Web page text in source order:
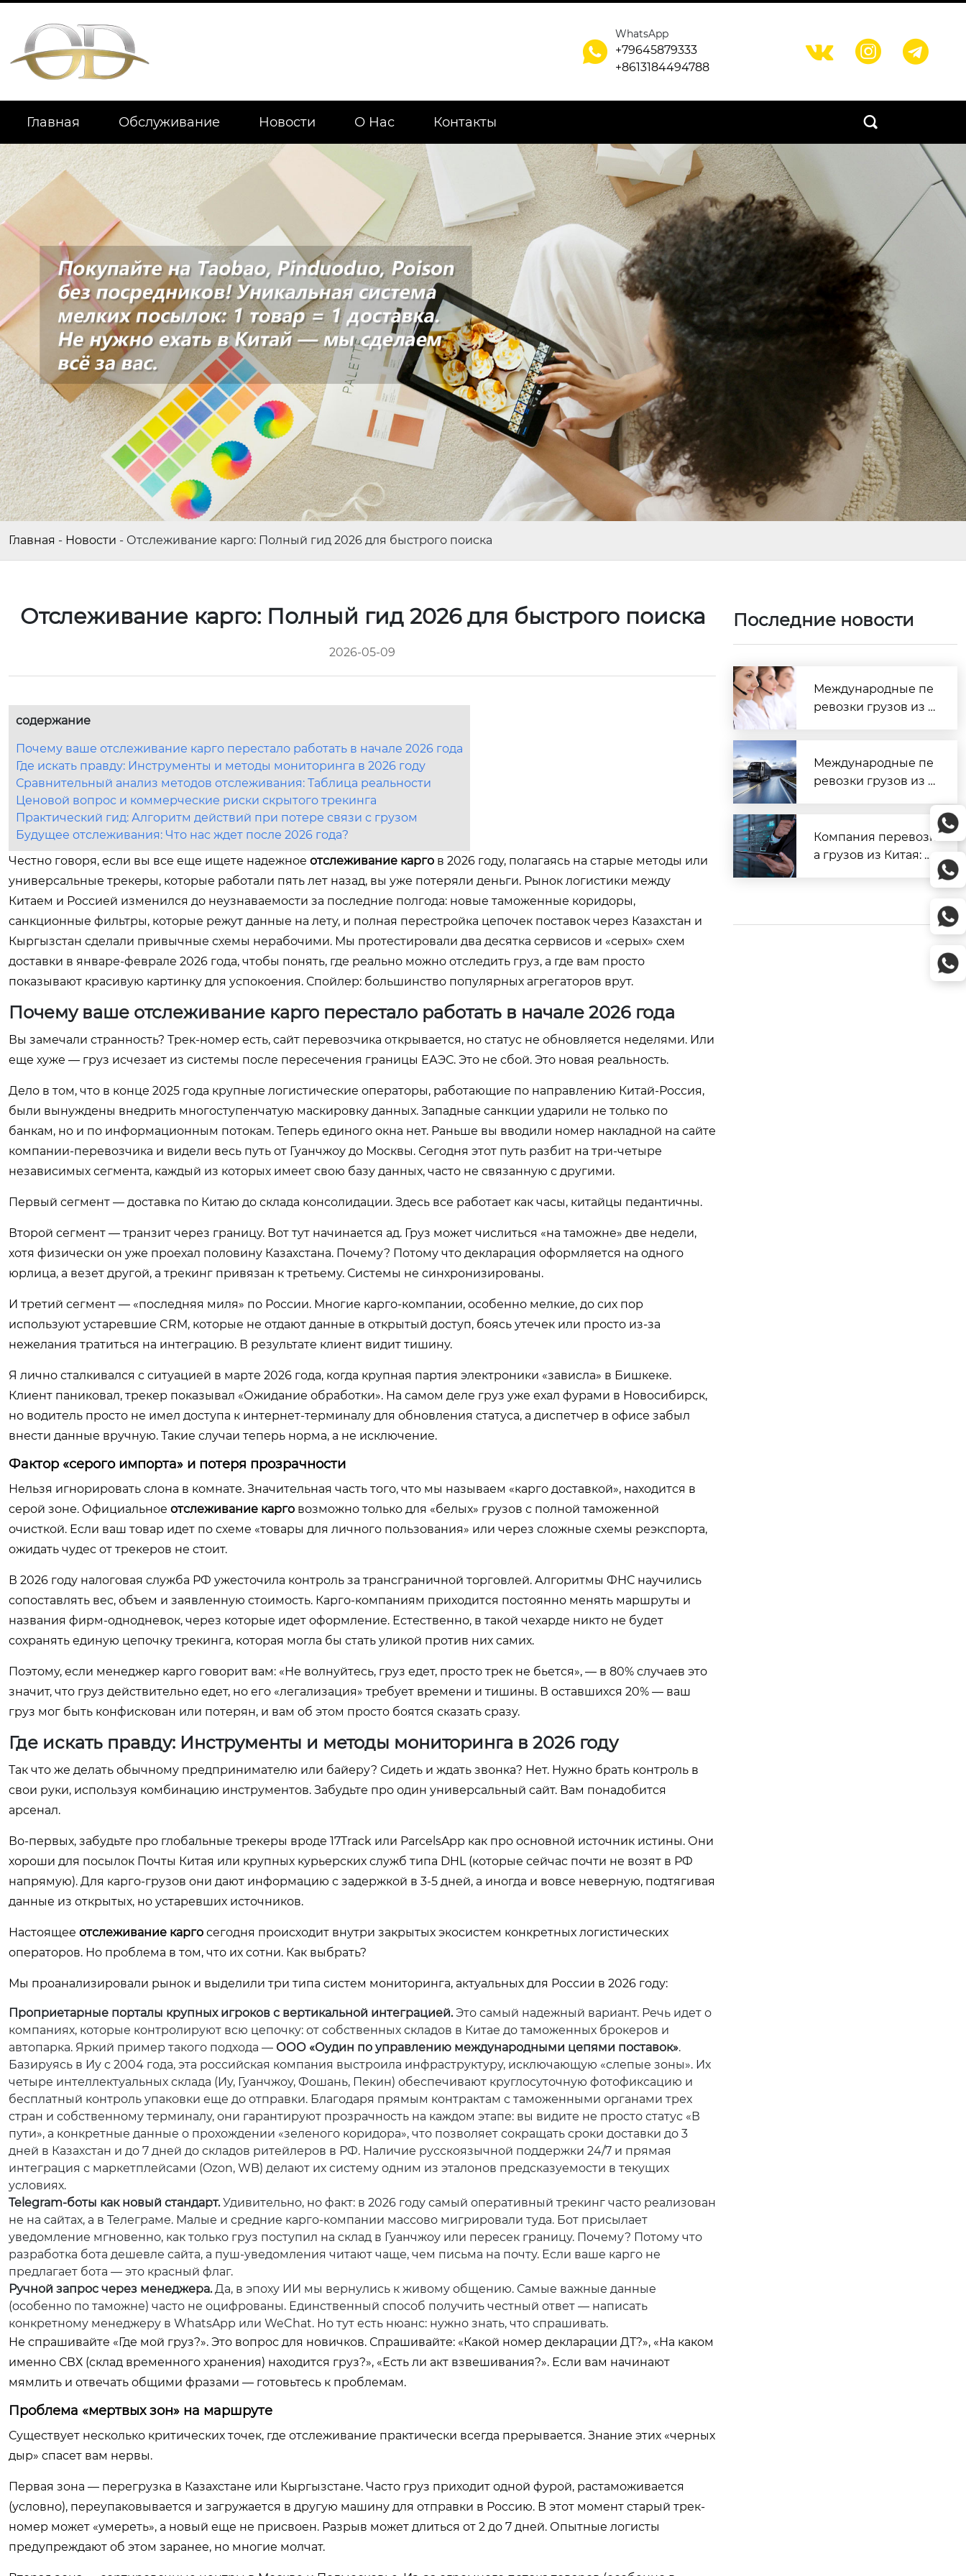

WhatsApp
+79645879333
+8613184494788
  
Главная Обслуживание Новости О Нас Контакты 
Главная - Новости - Отслеживание карго: Полный гид 2026 для быстрого поиска
Отслеживание карго: Полный гид 2026 для быстрого поиска
2026-05-09
содержание
Почему ваше отслеживание карго перестало работать в начале 2026 года
Где искать правду: Инструменты и методы мониторинга в 2026 году
Сравнительный анализ методов отслеживания: Таблица реальности
Ценовой вопрос и коммерческие риски скрытого трекинга
Практический гид: Алгоритм действий при потере связи с грузом
Будущее отслеживания: Что нас ждет после 2026 года?
Честно говоря, если вы все еще ищете надежное отслеживание карго в 2026 году, полагаясь на старые методы или
универсальные трекеры, которые работали пять лет назад, вы уже потеряли деньги. Рынок логистики между
Китаем и Россией изменился до неузнаваемости за последние полгода: новые таможенные коридоры,
санкционные фильтры, которые режут данные на лету, и полная перестройка цепочек поставок через Казахстан и
Кыргызстан сделали привычные схемы нерабочими. Мы протестировали два десятка сервисов и «серых» схем
доставки в январе-феврале 2026 года, чтобы понять, где реально можно отследить груз, а где вам просто
показывают красивую картинку для успокоения. Спойлер: большинство популярных агрегаторов врут.
Почему ваше отслеживание карго перестало работать в начале 2026 года
Вы замечали странность? Трек-номер есть, сайт перевозчика открывается, но статус не обновляется неделями. Или
еще хуже — груз исчезает из системы после пересечения границы ЕАЭС. Это не сбой. Это новая реальность.
Дело в том, что в конце 2025 года крупные логистические операторы, работающие по направлению Китай-Россия,
были вынуждены внедрить многоступенчатую маскировку данных. Западные санкции ударили не только по
банкам, но и по информационным потокам. Теперь единого окна нет. Раньше вы вводили номер накладной на сайте
компании-перевозчика и видели весь путь от Гуанчжоу до Москвы. Сегодня этот путь разбит на три-четыре
независимых сегмента, каждый из которых имеет свою базу данных, часто не связанную с другими.
Первый сегмент — доставка по Китаю до склада консолидации. Здесь все работает как часы, китайцы педантичны.
Второй сегмент — транзит через границу. Вот тут начинается ад. Груз может числиться «на таможне» две недели,
хотя физически он уже проехал половину Казахстана. Почему? Потому что декларация оформляется на одного
юрлица, а везет другой, а трекинг привязан к третьему. Системы не синхронизированы.
И третий сегмент — «последняя миля» по России. Многие карго-компании, особенно мелкие, до сих пор
используют устаревшие CRM, которые не отдают данные в открытый доступ, боясь утечек или просто из-за
нежелания тратиться на интеграцию. В результате клиент видит тишину.
Я лично сталкивался с ситуацией в марте 2026 года, когда крупная партия электроники «зависла» в Бишкеке.
Клиент паниковал, трекер показывал «Ожидание обработки». На самом деле груз уже ехал фурами в Новосибирск,
но водитель просто не имел доступа к интернет-терминалу для обновления статуса, а диспетчер в офисе забыл
внести данные вручную. Такие случаи теперь норма, а не исключение.
Фактор «серого импорта» и потеря прозрачности
Нельзя игнорировать слона в комнате. Значительная часть того, что мы называем «карго доставкой», находится в
серой зоне. Официальное отслеживание карго возможно только для «белых» грузов с полной таможенной
очисткой. Если ваш товар идет по схеме «товары для личного пользования» или через сложные схемы реэкспорта,
ожидать чудес от трекеров не стоит.
В 2026 году налоговая служба РФ ужесточила контроль за трансграничной торговлей. Алгоритмы ФНС научились
сопоставлять вес, объем и заявленную стоимость. Карго-компаниям приходится постоянно менять маршруты и
названия фирм-однодневок, через которые идет оформление. Естественно, в такой чехарде никто не будет
сохранять единую цепочку трекинга, которая могла бы стать уликой против них самих.
Поэтому, если менеджер карго говорит вам: «Не волнуйтесь, груз едет, просто трек не бьется», — в 80% случаев это
значит, что груз действительно едет, но его «легализация» требует времени и тишины. В оставшихся 20% — ваш
груз мог быть конфискован или потерян, и вам об этом просто боятся сказать сразу.
Где искать правду: Инструменты и методы мониторинга в 2026 году
Так что же делать обычному предпринимателю или байеру? Сидеть и ждать звонка? Нет. Нужно брать контроль в
свои руки, используя комбинацию инструментов. Забудьте про один универсальный сайт. Вам понадобится
арсенал.
Во-первых, забудьте про глобальные трекеры вроде 17Track или ParcelsApp как про основной источник истины. Они
хороши для посылок Почты Китая или крупных курьерских служб типа DHL (которые сейчас почти не возят в РФ
напрямую). Для карго-грузов они дают информацию с задержкой в 3-5 дней, а иногда и вовсе неверную, подтягивая
данные из открытых, но устаревших источников.
Настоящее отслеживание карго сегодня происходит внутри закрытых экосистем конкретных логистических
операторов. Но проблема в том, что их сотни. Как выбрать?
Мы проанализировали рынок и выделили три типа систем мониторинга, актуальных для России в 2026 году:
Проприетарные порталы крупных игроков с вертикальной интеграцией.Это самый надежный вариант. Речь идет о
компаниях, которые контролируют всю цепочку: от собственных складов в Китае до таможенных брокеров и
автопарка. Яркий пример такого подхода — ООО «Оудин по управлению международными цепями поставок».
Базируясь в Иу с 2004 года, эта российская компания выстроила инфраструктуру, исключающую «слепые зоны». Их
четыре интеллектуальных склада (Иу, Гуанчжоу, Фошань, Пекин) обеспечивают круглосуточную фотофиксацию и
бесплатный контроль упаковки еще до отправки. Благодаря прямым контрактам с таможенными органами трех
стран и собственному терминалу, они гарантируют прозрачность на каждом этапе: вы видите не просто статус «В
пути», а конкретные данные о прохождении «зеленого коридора», что позволяет сокращать сроки доставки до 3
дней в Казахстан и до 7 дней до складов ритейлеров в РФ. Наличие русскоязычной поддержки 24/7 и прямая
интеграция с маркетплейсами (Ozon, WB) делают их систему одним из эталонов предсказуемости в текущих
условиях.
Telegram-боты как новый стандарт.Удивительно, но факт: в 2026 году самый оперативный трекинг часто реализован
не на сайтах, а в Телеграме. Малые и средние карго-компании массово мигрировали туда. Бот присылает
уведомление мгновенно, как только груз поступил на склад в Гуанчжоу или пересек границу. Почему? Потому что
разработка бота дешевле сайта, а пуш-уведомления читают чаще, чем письма на почту. Если ваше карго не
предлагает бота — это красный флаг.
Ручной запрос через менеджера.Да, в эпоху ИИ мы вернулись к живому общению. Самые важные данные
(особенно по таможне) часто не оцифрованы. Единственный способ получить честный ответ — написать
конкретному менеджеру в WhatsApp или WeChat. Но тут есть нюанс: нужно знать, что спрашивать.
Не спрашивайте «Где мой груз?». Это вопрос для новичков. Спрашивайте: «Какой номер декларации ДТ?», «На каком
именно СВХ (склад временного хранения) находится груз?», «Есть ли акт взвешивания?». Если вам начинают
мямлить и отвечать общими фразами — готовьтесь к проблемам.
Проблема «мертвых зон» на маршруте
Существует несколько критических точек, где отслеживание практически всегда прерывается. Знание этих «черных
дыр» спасет вам нервы.
Первая зона — перегрузка в Казахстане или Кыргызстане. Часто груз приходит одной фурой, растаможивается
(условно), переупаковывается и загружается в другую машину для отправки в Россию. В этот момент старый трек-
номер может «умереть», а новый еще не присвоен. Разрыв может длиться от 2 до 7 дней. Опытные логисты
предупреждают об этом заранее, но многие молчат.
Последние новости
Международные пе
ревозки грузов из К
Международные пе
ревозки грузов из К
Компания перевозк
а грузов из Китая: Т